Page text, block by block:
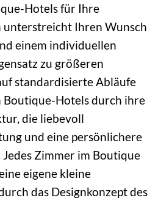
Hotels für Ihre
unterstreicht Ihren Wunsch
einem individuellen
zu größeren
standardisierte Abläufe
Boutique-Hotels durch ihre
die liebevoll
und eine persönlichere
Zimmer im Boutique
eigene kleine
das Designkonzept des